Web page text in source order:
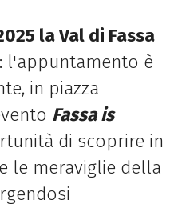
la Val di Fassa
l'appuntamento è
in piazza
Fassa is
di scoprire in
le meraviglie della